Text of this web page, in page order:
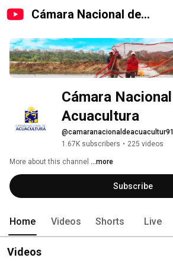
Cámara Nacional de
Cámara
Acuacultura
1.67K subscribers • 225 videos
More about this channel ...more
Subscribe
Home Videos Shorts Live
Videos